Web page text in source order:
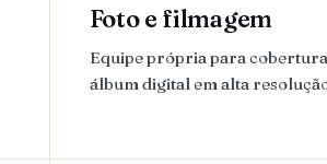
Foto e filmagem
Equipe própria para
álbum digital em alta